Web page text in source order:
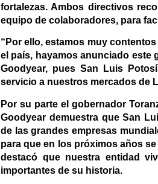
fortalezas. Ambos directivos
equipo de colaboradores, para
“Por ello, estamos muy
el país, hayamos anunciado este
Goodyear, pues San Luis
servicio a nuestros mercados de
Por su parte el gobernador
Goodyear demuestra que San
de las grandes empresas
para que en los próximos años
destacó que nuestra entidad
importantes de su historia.